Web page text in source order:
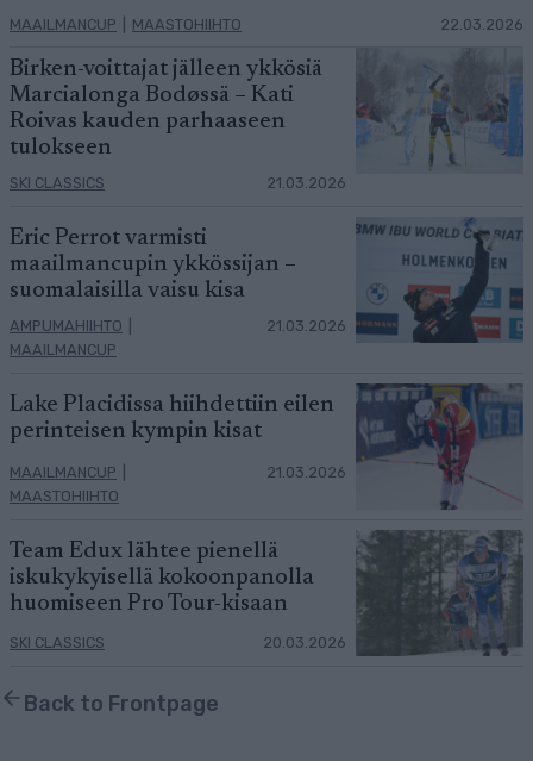
MAAILMANCUP MAASTOHIIHTO 22.03.2026
Birken-voittajat jälleen ykkösiä
Marcialonga Bodøssä – Kati
Roivas kauden parhaaseen
tulokseen
SKI CLASSICS 21.03.2026
Eric Perrot varmisti
maailmancupin ykkössijan –
suomalaisilla vaisu kisa
AMPUMAHIIHTO
MAAILMANCUP
21.03.2026
Lake Placidissa hiihdettiin eilen
perinteisen kympin kisat
MAAILMANCUP
MAASTOHIIHTO
21.03.2026
Team Edux lähtee pienellä
iskukykyisellä kokoonpanolla
huomiseen Pro Tour-kisaan
SKI CLASSICS 20.03.2026
Back to Frontpage